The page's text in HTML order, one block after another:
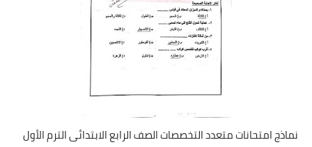
نماذج امتحانات متعدد التخصصات الصف الرابع الابتدائى الترم الأول